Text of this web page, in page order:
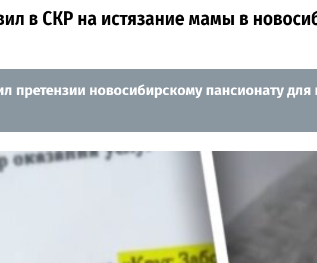
в СКР на истязание мамы в
претензии новосибирскому пансионату